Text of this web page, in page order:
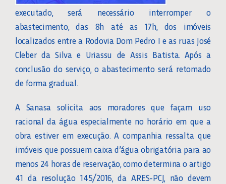
executado, será necessário interromper o
abastecimento, das 8h até as 17h, dos imóveis
localizados entre a Rodovia Dom Pedro I e as ruas José
Cleber da Silva e Uriassu de Assis Batista. Após a
conclusão do serviço, o abastecimento será retomado
de forma gradual.
A Sanasa solicita aos moradores que façam uso
racional da água especialmente no horário em que a
obra estiver em execução. A companhia ressalta que
imóveis que possuem caixa d’água obrigatória para ao
menos 24 horas de reservação, como determina o artigo
41 da resolução 145/2016, da ARES-PCJ, não devem